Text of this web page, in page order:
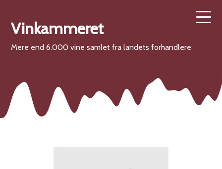
Vinkammeret
Mere end 6.000 vine samlet fra landets forhandlere